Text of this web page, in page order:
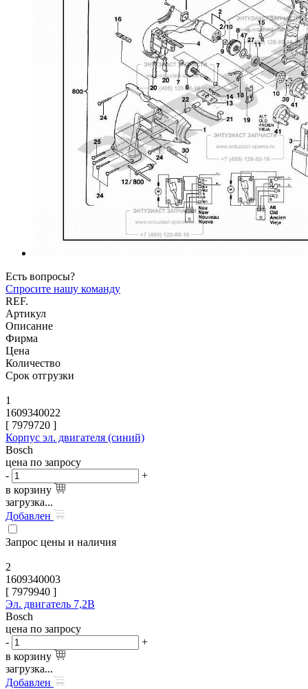
Есть вопросы?
Спросите нашу команду
REF.
Артикул
Описание
Фирма
Цена
Количество
Срок отгрузки
1
1609340022
[ 7979720 ]
Корпус эл. двигателя (синий)
Bosch
цена по запросу
-
+
в корзину
загрузка...
Добавлен
Запрос цены и наличия
2
1609340003
[ 7979940 ]
Эл. двигатель 7,2В
Bosch
цена по запросу
-
+
в корзину
загрузка...
Добавлен